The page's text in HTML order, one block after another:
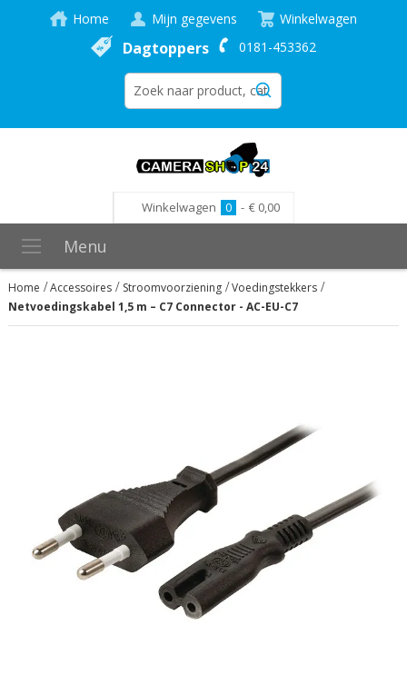
Home Mijn gegevens Winkelwagen
Dagtoppers 0181-453362
Winkelwagen 0 - € 0,00
Menu
Home Accessoires Stroomvoorziening
Voedingstekkers
Netvoedingskabel 1,5 m – C7 Connector - AC-EU-C7